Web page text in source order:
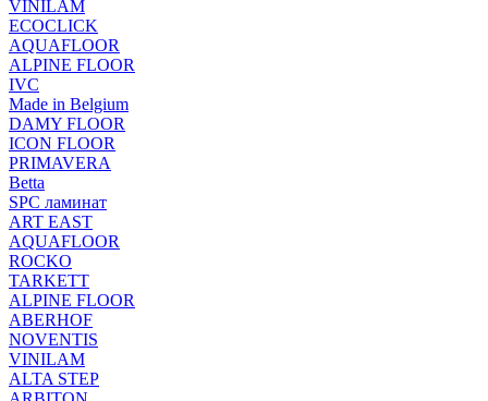
VINILAM
ECOCLICK
AQUAFLOOR
ALPINE FLOOR
IVC
Made in Belgium
DAMY FLOOR
ICON FLOOR
PRIMAVERA
Betta
SPC ламинат
ART EAST
AQUAFLOOR
ROCKO
TARKETT
ALPINE FLOOR
ABERHOF
NOVENTIS
VINILAM
ALTA STEP